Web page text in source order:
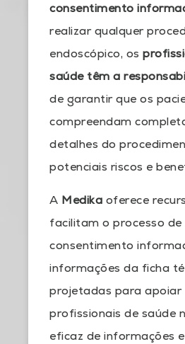
consentimento
realizar qualquer
endoscópico, os
saúde têm a
de garantir que os
compreendam
detalhes do
potenciais riscos e
A Medika oferece
facilitam o processo de
consentimento
informações da ficha
projetadas para apoiar
profissionais de saúde
eficaz de informações